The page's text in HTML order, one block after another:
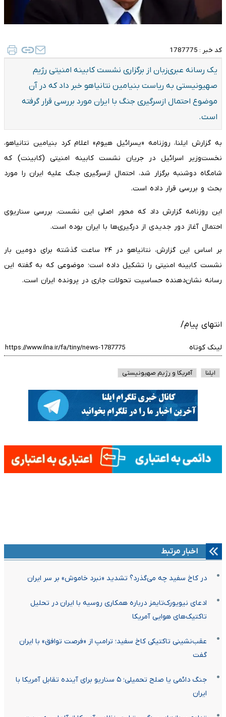
کد خبر : 1787775
یک رسانه عبری‌زبان از برگزاری نشست کابینه امنیتی رژیم
صهیونیستی به ریاست بنیامین نتانیاهو خبر داد که در آن
موضوع احتمال ازسرگیری جنگ با ایران مورد بررسی قرار گرفته
است.
به گزارش ایلنا، روزنامه «یسرائیل هیوم» اعلام کرد بنیامین نتانیاهو،
نخست‌وزیر اسرائیل در جریان نشست کابینه امنیتی (کابینت) که
شامگاه دوشنبه برگزار شد، احتمال ازسرگیری جنگ علیه ایران را مورد
بحث و بررسی قرار داده است.
این روزنامه گزارش داد که محور اصلی این نشست، بررسی سناریوی
احتمال آغاز دور جدیدی از درگیری‌ها با ایران بوده است.
بر اساس این گزارش، نتانیاهو در ۲۴ ساعت گذشته برای دومین بار
نشست کابینه امنیتی را تشکیل داده است؛ موضوعی که به گفته این
رسانه نشان‌دهنده حساسیت تحولات جاری در پرونده ایران است.
انتهای پیام/
لینک کوتاه
ایلنا آمریکا و رژیم صهیونیستی
اخبار مرتبط
در کاخ سفید چه می‌گذرد؟ تشدید «نبرد خاموش» بر سر ایران
ادعای نیویورک‌تایمز درباره همکاری روسیه با ایران در تحلیل
تاکتیک‌های هوایی آمریکا
عقب‌نشینی تاکتیکی کاخ سفید؛ ترامپ از «فرصت توافق» با ایران
گفت
جنگ دائمی یا صلح تحمیلی؛ ۵ سناریو برای آینده تقابل آمریکا با
ایران